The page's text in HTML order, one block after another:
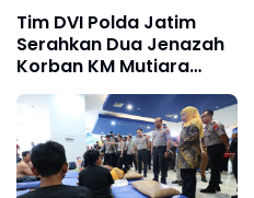
Tim DVI Polda Jatim
Serahkan Dua Jenazah
Korban KM Mutiara
Sentosa II kepada
Keluarga